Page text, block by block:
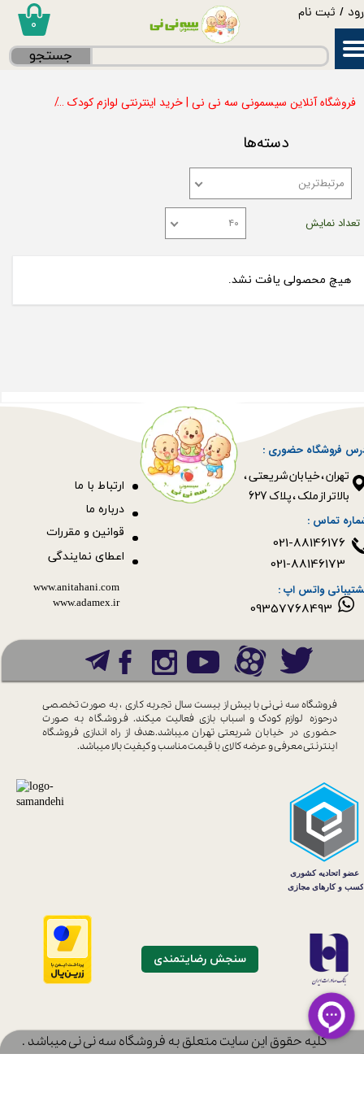
/ ثبت نام
حساب کاربری من
سفارشات
۰
جستجو
فروشگاه آنلاین سیسمونی سه نی نی | خرید اینترنتی لوازم کودک
دسته‌ها
مرتبط‌ترین
تعداد نمایش ۴۰
هیچ محصولی یافت نشد.
فروشگاه حضوری :
​​​​​​​تهران ، خیابان شریعتی ،
بالاتر از ملک ، پلاک 627​​​​​​​
قوانین و مقررات
ارتباط با ما
09357768493
درباره ما
اعطای نمایندگی
www.anitahani.com
www.ada​​​​​​​mex.ir
فروشگاه سه نی نی با بیش از بیست سال تجربه کاری ، به صورت تخصصی
درحوزه لوازم کودک و اسباب بازی فعالیت میکند. فروشگاه به صورت
حضوری در خیابان شریعتی تهران میباشد.هدف از راه اندازی فروشگاه
اینترنتی معرفی و عرضه کالای باقیمت مناسب و کیفیت بالا میباشد.
تماس :
واتس اپ :
سنجش رضایتمندی
​کلیه حقوق این سایت متعلق به فروشگاه سه نی نی میباشد .